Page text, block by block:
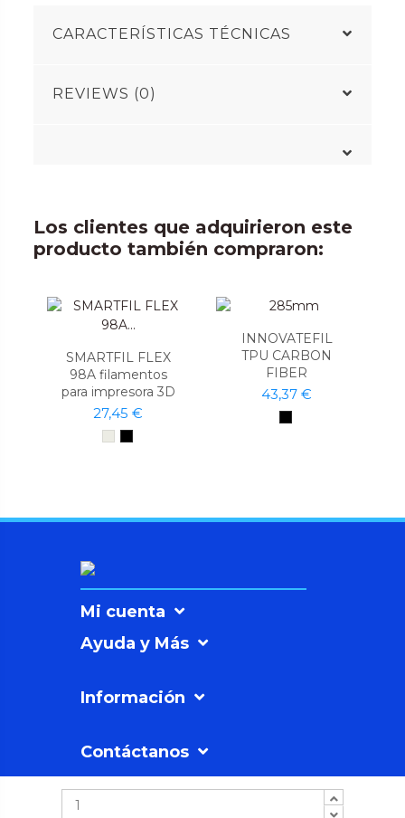
CARACTERÍSTICAS TÉCNICAS
REVIEWS (0)
Los clientes que adquirieron este
producto también compraron:
SMARTFIL FLEX
98A filamentos
para impresora 3D
27,45 €
INNOVATEFIL
TPU CARBON
FIBER
43,37 €
Mi cuenta
Ayuda y Más
Información
Contáctanos